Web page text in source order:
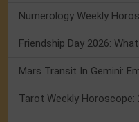
Tarot Weekly